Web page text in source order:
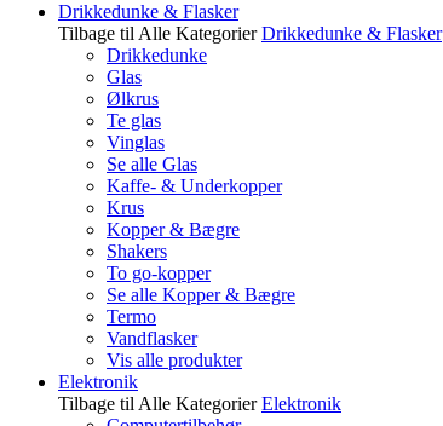
Drikkedunke & Flasker
Tilbage til Alle Kategorier Drikkedunke & Flasker
Drikkedunke
Glas
Ølkrus
Te glas
Vinglas
Se alle Glas
Kaffe- & Underkopper
Krus
Kopper & Bægre
Shakers
To go-kopper
Se alle Kopper & Bægre
Termo
Vandflasker
Vis alle produkter
Elektronik
Tilbage til Alle Kategorier Elektronik